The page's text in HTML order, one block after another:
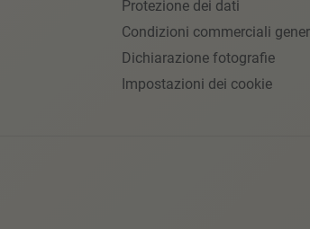
Protezione dei dati
Condizioni commerciali
Dichiarazione fotografie
Impostazioni dei cookie